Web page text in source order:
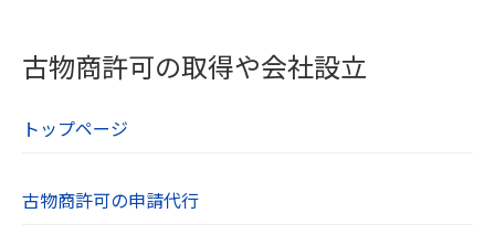
古物商許可の取得や会社設立
トップページ
古物商許可の申請代行